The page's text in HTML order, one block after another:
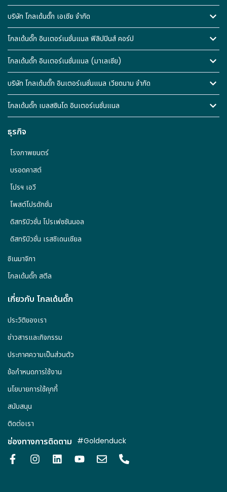
บริษัท โกลเด้นดั๊ก เอเชีย จำกัด
โกลเด้นดั๊ก อินเตอร์เนชั่นแนล ฟิลิปปินส์ คอร์ป
โกลเด้นดั๊ก อินเตอร์เนชั่นแนล (มาเลเซีย)
บริษัท โกลเด้นดั๊ก อินเตอร์เนชั่นแนล เวียดนาม จำกัด
โกลเด้นดั๊ก เบลสซินโด อินเตอร์เนชั่นแนล
ธุรกิจ
ดิสทริบิวชั่น เรสซิเดนเชียล
ดิสทริบิวชั่น โปรเฟซชันนอล
โพสต์โปรดักชั่น
โปรฯ เอวี
บรอดคาสต์
โรงภาพยนตร์
ซิเนมาจิกา
โกลเด้นดั๊ก สตีล
เกี่ยวกับ โกลเด้นดั๊ก
ประวัติของเรา
ข่าวสารและกิจกรรม
ประกาศความเป็นส่วนตัว
ข้อกำหนดการใช้งาน
นโยบายการใช้คุกกี้
สนับสนุน
ติดต่อเรา
ช่องทางการติดตาม #Goldenduck